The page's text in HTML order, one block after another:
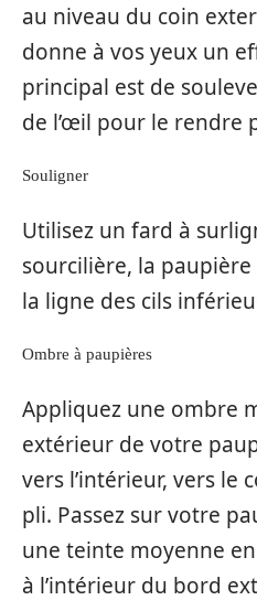
au niveau du coin
donne à vos yeux un
principal est de
de l’œil pour le rendre
Souligner
Utilisez un fard à
sourcilière, la
la ligne des cils
Ombre à paupières
Appliquez une ombre
extérieur de votre
vers l’intérieur, vers le
pli. Passez sur votre
une teinte moyenne
à l’intérieur du bord